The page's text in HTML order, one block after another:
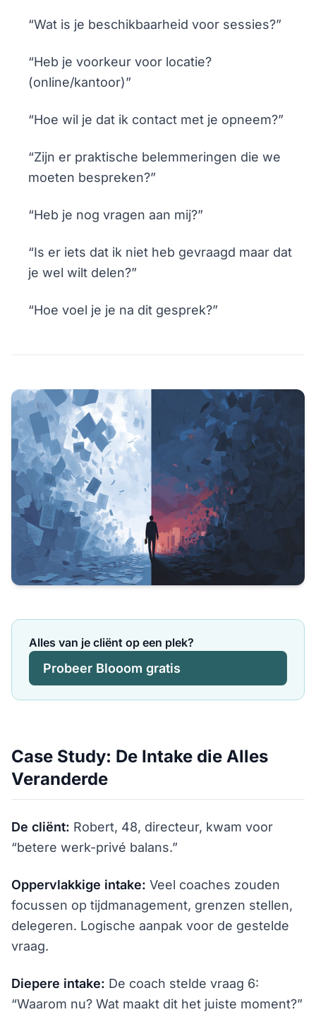
“Wat is je beschikbaarheid voor sessies?”
“Heb je voorkeur voor locatie?
(online/kantoor)”
“Hoe wil je dat ik contact met je opneem?”
“Zijn er praktische belemmeringen die we
moeten bespreken?”
“Heb je nog vragen aan mij?”
“Is er iets dat ik niet heb gevraagd maar dat
je wel wilt delen?”
“Hoe voel je je na dit gesprek?”
Alles van je cliënt op een plek?
Probeer Blooom gratis
Case Study: De Intake die Alles
Veranderde
De cliënt: Robert, 48, directeur, kwam voor
“betere werk-privé balans.”
Oppervlakkige intake: Veel coaches zouden
focussen op tijdmanagement, grenzen stellen,
delegeren. Logische aanpak voor de gestelde
vraag.
Diepere intake: De coach stelde vraag 6:
“Waarom nu? Wat maakt dit het juiste moment?”